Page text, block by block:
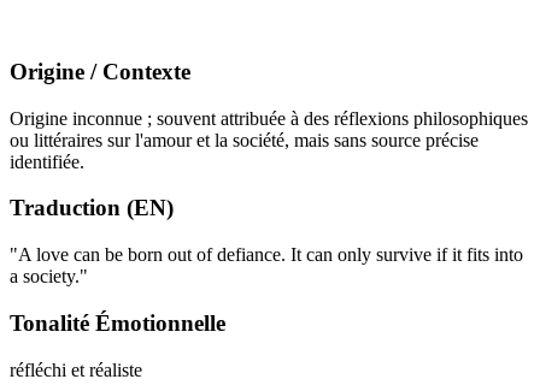
Origine / Contexte
Origine inconnue ; souvent attribuée à des réflexions philosophiques
ou littéraires sur l'amour et la société, mais sans source précise
identifiée.
Traduction (EN)
"A love can be born out of defiance. It can only survive if it fits into
a society."
Tonalité Émotionnelle
réfléchi et réaliste